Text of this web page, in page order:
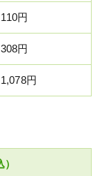
110円
308円
1,078円